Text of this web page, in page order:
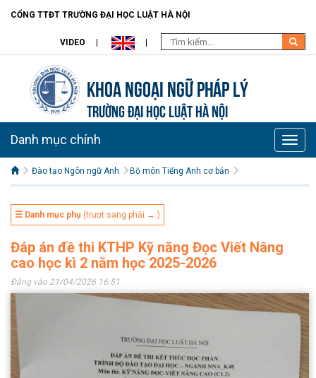
CỔNG TTĐT TRƯỜNG ĐẠI HỌC LUẬT HÀ NỘI
VIDEO
Khoa Ngoại ngữ pháp lý
TRƯỜNG ĐẠI HỌC LUẬT HÀ NỘI
Toggle
Danh mục chính
Đào tạo Ngôn ngữ Anh Bộ môn Tiếng Anh cơ bản
☰ Danh mục phụ (trượt sang phải → )
Đáp án đề thi KTHP Kỹ năng Đọc Viết Nâng
cao học kì 2 năm học 2025-2026
Đăng vào 21/04/2026 16:51